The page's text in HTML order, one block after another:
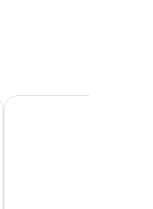
Cove Asanaya